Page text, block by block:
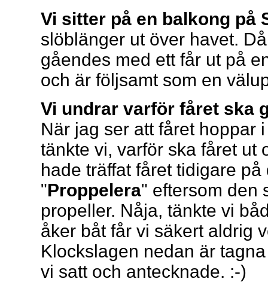
Vi sitter på en balkong på
slöblänger ut över havet.
gåendes med ett får ut på
och är följsamt som en
Vi undrar varför fåret ska
När jag ser att fåret hoppar
tänkte vi, varför ska fåret ut
hade träffat fåret tidigare
"Proppelera" eftersom den
propeller. Nåja, tänkte vi
åker båt får vi säkert aldrig
Klockslagen nedan är
vi satt och antecknade. :-)